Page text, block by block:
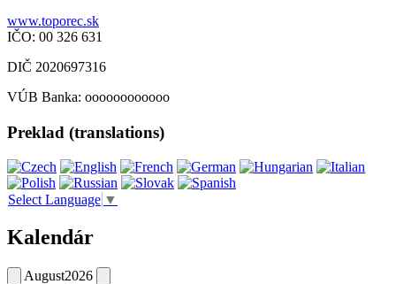
www.toporec.sk
IČO: 00 326 631
DIČ 2020697316
VÚB Banka: oooooooooooo
Preklad (translations)
Select Language ▼
Kalendár
August2026